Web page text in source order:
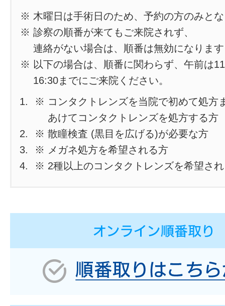
※ 木曜日は手術日のため、予約の方のみと
※ 診察の順番が来てもご来院されず、
連絡がない場合は、順番は無効になりま
※ 以下の場合は、順番に関わらず、午前は
16:30までにご来院ください。
※ コンタクトレンズを当院で初めて処方
あけてコンタクトレンズを処方する方
※ 散瞳検査 (黒目を広げる)が必要な方
※ メガネ処方を希望される方
※ 2種以上のコンタクトレンズを希望さ